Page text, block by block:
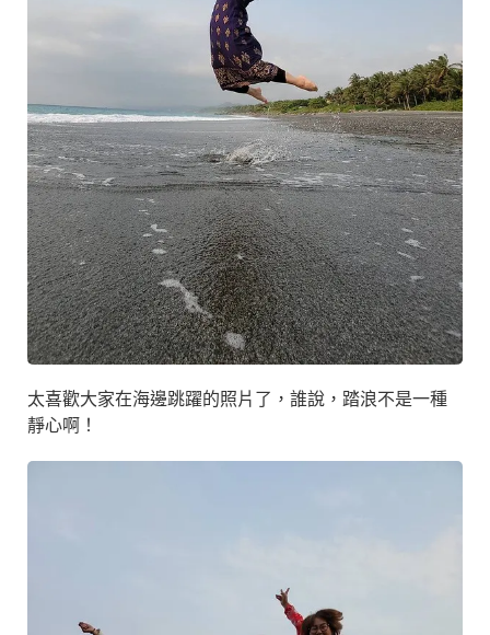
太喜歡大家在海邊跳躍的照片了，誰說，踏浪不是一種
靜心啊！